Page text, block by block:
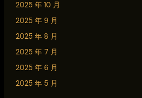
2025 年 10 月
2025 年 9 月
2025 年 8 月
2025 年 7 月
2025 年 6 月
2025 年 5 月